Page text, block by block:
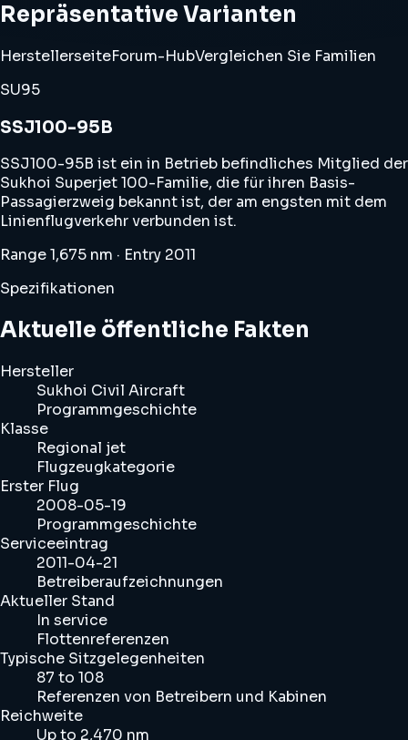
Repräsentative Varianten
HerstellerseiteForum-HubVergleichen Sie Familien
SU95
SSJ100-95B
SSJ100-95B ist ein in Betrieb befindliches Mitglied der
Sukhoi Superjet 100-Familie, die für ihren Basis-
Passagierzweig bekannt ist, der am engsten mit dem
Linienflugverkehr verbunden ist.
Range 1,675 nm · Entry 2011
Spezifikationen
Aktuelle öffentliche Fakten
Hersteller
Sukhoi Civil Aircraft
Programmgeschichte
Klasse
Regional jet
Flugzeugkategorie
Erster Flug
2008-05-19
Programmgeschichte
Serviceeintrag
2011-04-21
Betreiberaufzeichnungen
Aktueller Stand
In service
Flottenreferenzen
Typische Sitzgelegenheiten
87 to 108
Referenzen von Betreibern und Kabinen
Reichweite
Up to 2,470 nm